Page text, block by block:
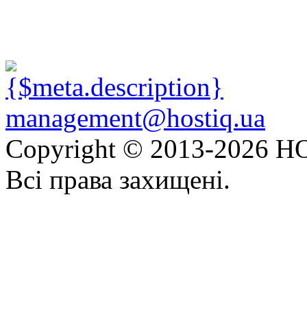
management@hostiq.ua
Copyright © 2013-2026
Всі права захищені.